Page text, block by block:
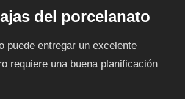
del porcelanato
puede entregar un excelente
requiere una buena planificación